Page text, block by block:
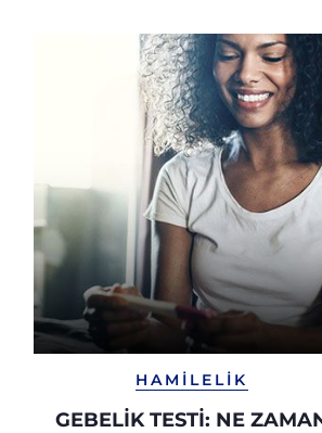
HAMILELIK
GEBELİK TESTİ: NE